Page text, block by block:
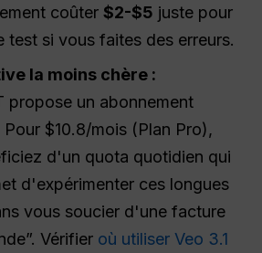
coûter$2-$5 juste pour
test si vous faites des erreurs.
la moins chère :
propose un abonnement
$10.8/mois (Plan Pro),
d'un quota quotidien qui
d'expérimenter ces longues
vous soucier d'une facture
Vérifier où utiliser Veo 3.1